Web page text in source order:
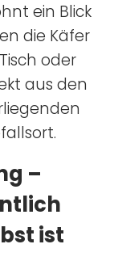
ein Blick
die Käfer
oder
aus den
–
ist